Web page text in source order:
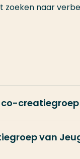
zoeken naar
van